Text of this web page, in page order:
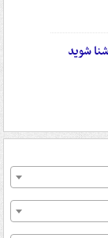
شوید